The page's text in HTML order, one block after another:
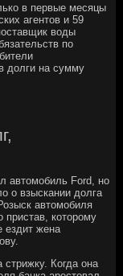
в первые месяцы
агентов и 59
воды
по
долги на сумму
автомобиль Ford, но
о взыскании долга
автомобиля
пристав, которому
ездит жена
Когда она